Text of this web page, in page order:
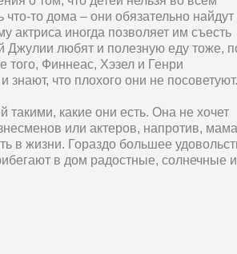
то дома – они обязательно найдут
актриса иногда позволяет им съесть
Джулии любят и полезную еду тоже,
того, Финнеас, Хэзел и Генри
что плохого они не посоветуют.
такими, какие они есть. Она не хочет
или актеров, напротив, мама
в жизни. Гораздо большее
в дом радостные, солнечные